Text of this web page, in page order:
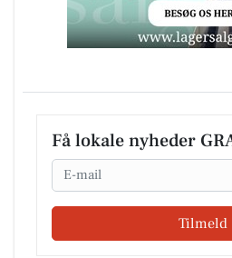
Få lokale nyheder
Email
Tilmeld